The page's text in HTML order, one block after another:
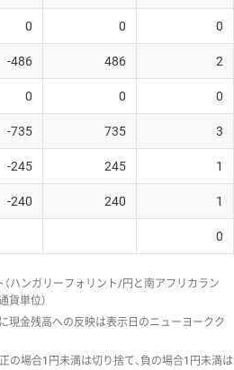
0 0 0
-486 486 2
0 0 0
-735 735 3
-245 245 1
-240 240 1
0
ハンガリーフォリント/円と南アフリカラン
貨単位）
現金残高への反映は表示日のニューヨークク
の場合1円未満は切り捨て、負の場合1円未満は